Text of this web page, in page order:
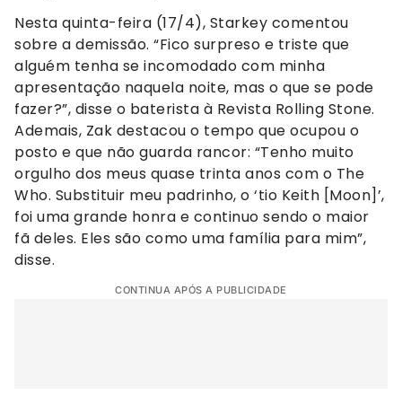
Nesta quinta-feira (17/4), Starkey comentou
sobre a demissão. “Fico surpreso e triste que
alguém tenha se incomodado com minha
apresentação naquela noite, mas o que se pode
fazer?”, disse o baterista à Revista Rolling Stone.
Ademais, Zak destacou o tempo que ocupou o
posto e que não guarda rancor: “Tenho muito
orgulho dos meus quase trinta anos com o The
Who. Substituir meu padrinho, o ‘tio Keith [Moon]’,
foi uma grande honra e continuo sendo o maior
fã deles. Eles são como uma família para mim”,
disse.
CONTINUA APÓS A PUBLICIDADE